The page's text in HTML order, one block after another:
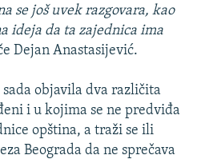
se još uvek razgovara, kao
ideja da ta zajednica ima
Dejan Anastasijević.
objavila dva različita
i u kojima se ne predviđa
opština, a traži se ili
Beograda da ne sprečava